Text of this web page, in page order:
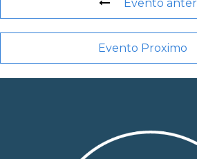
Evento
Evento Proximo